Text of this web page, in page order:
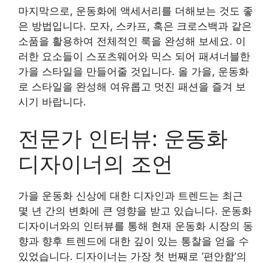
마지막으로, 운동화에 액세서리를 더해보는 것도 좋
은 방법입니다. 모자, 스카프, 혹은 크로스백과 같은
소품을 활용하여 전체적인 룩을 완성해 보세요. 이
러한 요소들이 스포츠웨어와 믹스 되어 패셔너블한
가을 스타일을 만들어줄 것입니다. 올 가을, 운동화
로 스타일을 완성해 여유롭고 멋진 패션을 즐겨 보
시기 바랍니다.
전문가 인터뷰: 운동화
디자이너의 조언
가을 운동화 신상에 대한 디자인과 트렌드는 최근
몇 년 간의 변화에 큰 영향을 받고 있습니다. 운동화
디자이너와의 인터뷰를 통해 현재 운동화 시장의 동
향과 향후 트렌드에 대한 깊이 있는 통찰을 얻을 수
있었습니다. 디자이너는 가장 첫 번째로 ‘편안함’의